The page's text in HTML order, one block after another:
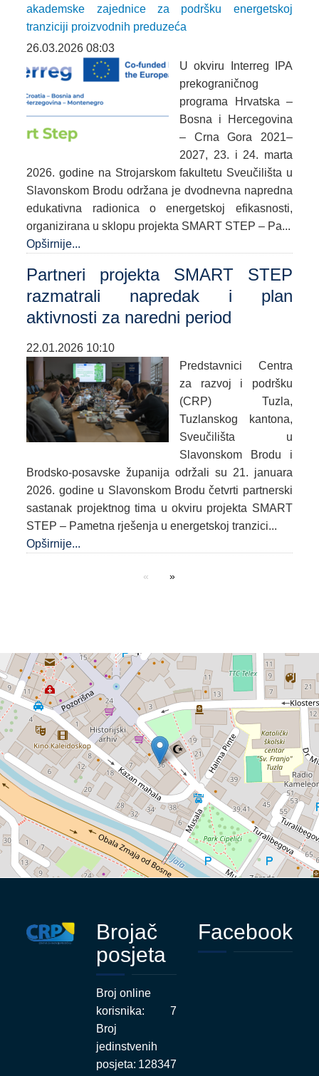
akademske zajednice za podršku energetskoj
tranziciji proizvodnih preduzeća
26.03.2026 08:03
U okviru Interreg IPA
prekograničnog
programa Hrvatska –
Bosna i Hercegovina
– Crna Gora 2021–
2027, 23. i 24. marta
2026. godine na Strojarskom fakultetu Sveučilišta u
Slavonskom Brodu održana je dvodnevna napredna
edukativna radionica o energetskoj efikasnosti,
organizirana u sklopu projekta SMART STEP – Pa...
Opširnije...
Partneri projekta SMART STEP
razmatrali napredak i plan
aktivnosti za naredni period
22.01.2026 10:10
Predstavnici Centra
za razvoj i podršku
(CRP) Tuzla,
Tuzlanskog kantona,
Sveučilišta u
Slavonskom Brodu i
Brodsko-posavske županija održali su 21. januara
2026. godine u Slavonskom Brodu četvrti partnerski
sastanak projektnog tima u okviru projekta SMART
STEP – Pametna rješenja u energetskoj tranzici...
Opširnije...
Brojač
posjeta
Broj online
korisnika:
7
Broj
jedinstvenih
posjeta: 128347
Facebook